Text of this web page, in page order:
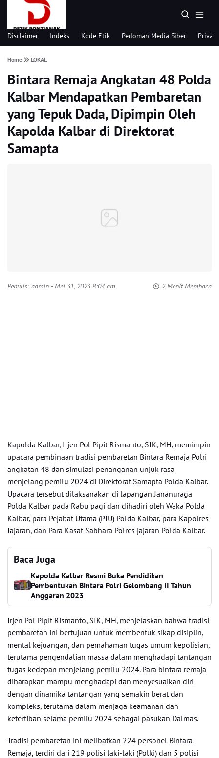
Disclaimer Indeks Kode Etik Pedoman Media Siber
Home LOKAL
Bintara Remaja Angkatan 48 Polda
Kalbar Mendapatkan Pembaretan
yang Tepuk Dada, Dipimpin Oleh
Kapolda Kalbar di Direktorat
Samapta
Penulis: admin - Mei 31, 2023 8:04 am 2 Menit Membaca
Kapolda Kalbar, Irjen Pol Pipit Rismanto, SIK, MH, memimpin
upacara pembinaan tradisi pembaretan Bintara Remaja Polri
angkatan 48 dan simulasi penanganan unjuk rasa
menjelang pemilu 2024 di Direktorat Samapta Polda Kalbar.
Upacara tersebut dilaksanakan di lapangan Jananuraga
Polda Kalbar pada Rabu pagi dan dihadiri oleh Waka Polda
Kalbar, para Pejabat Utama (PJU) Polda Kalbar, para Kapolres
Jajaran, dan Para Kasat Sabhara Polres jajaran Polda Kalbar.
Baca Juga
Kapolda Kalbar Resmi Buka Pendidikan
Pembentukan Bintara Polri Gelombang II Tahun
Anggaran 2023
Irjen Pol Pipit Rismanto, SIK, MH, menjelaskan bahwa tradisi
pembaretan ini bertujuan untuk membentuk sikap disiplin,
mental kejuangan, dan pemahaman tugas umum kepolisian,
terutama pengendalian massa dalam menghadapi tantangan
tugas kedepan menjelang pemilu 2024. Para bintara remaja
diharapkan mampu menghadapi dan menyesuaikan diri
dengan dinamika tantangan yang semakin berat dan
kompleks, terutama dalam menjaga keamanan dan
ketertiban selama pemilu 2024 sebagai pasukan Dalmas.
Tradisi pembaretan ini melibatkan 224 personel Bintara
Remaja, terdiri dari 219 polisi laki-laki (Polki) dan 5 polisi